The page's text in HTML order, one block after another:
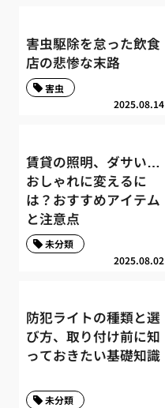
害虫駆除を怠った飲食
店の悲惨な末路
2025.08.14
害虫
賃貸の照明、ダサい…
おしゃれに変えるに
は？おすすめアイテム
と注意点
2025.08.02
未分類
防犯ライトの種類と選
び方、取り付け前に知
っておきたい基礎知識
未分類